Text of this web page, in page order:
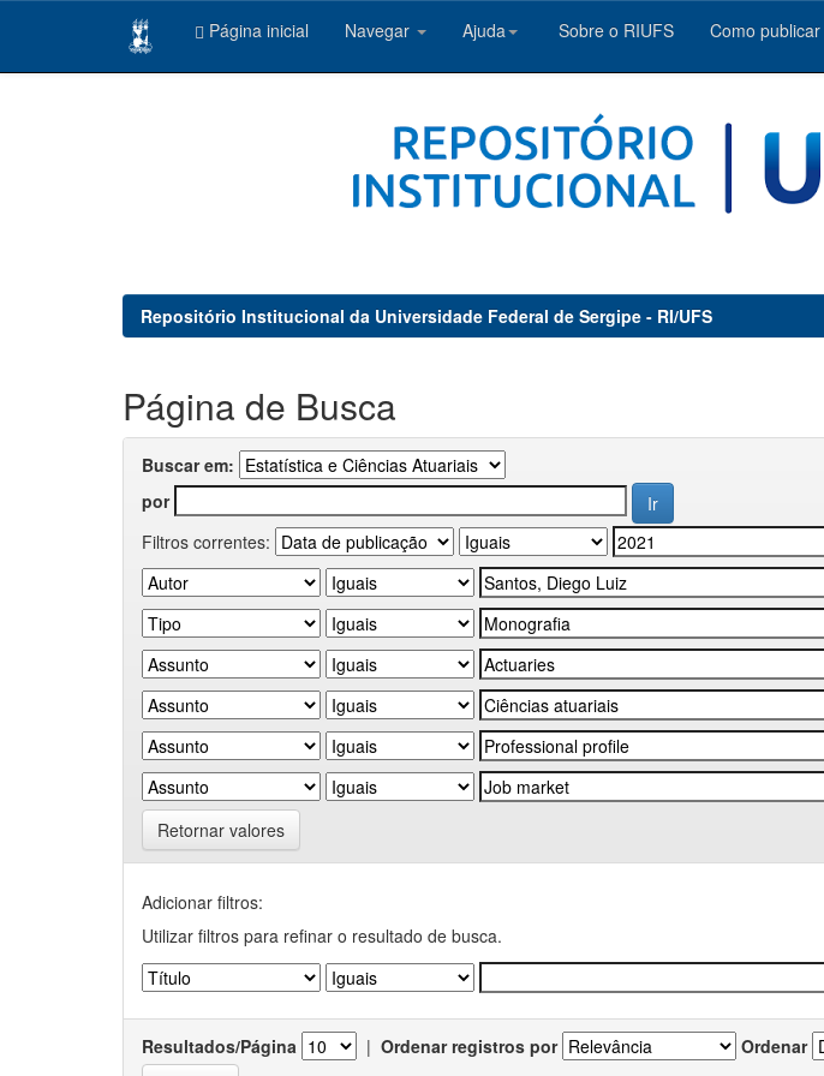
Página inicial Navegar Ajuda Sobre o RIUFS Como publicar
Repositório Institucional da Universidade Federal de Sergipe - RI/UFS
Página de Busca
Buscar em:
por
Filtros correntes:
Retornar valores
Adicionar filtros:
Utilizar filtros para refinar o resultado de busca.
Resultados/Página | Ordenar registros por Ordenar